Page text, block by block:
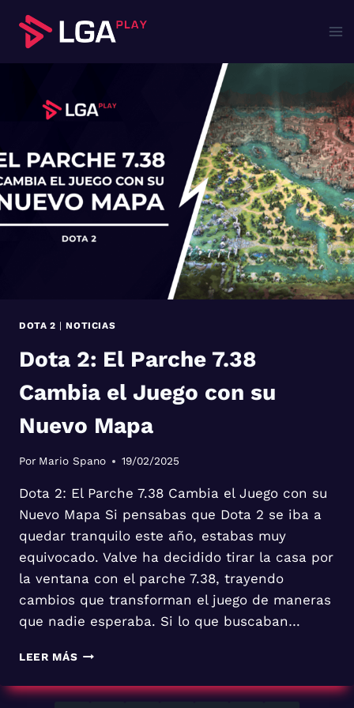
contenido
DOTA 2 |NOTICIAS
Dota 2: El Parche 7.38
Cambia el Juego con su
Nuevo Mapa
Por Mario Spano 19/02/2025
Dota 2: El Parche 7.38 Cambia el Juego con su
Nuevo Mapa Si pensabas que Dota 2 se iba a
quedar tranquilo este año, estabas muy
equivocado. Valve ha decidido tirar la casa por
la ventana con el parche 7.38, trayendo
cambios que transforman el juego de maneras
que nadie esperaba. Si lo que buscaban…
LEER MÁSDOTA
EL